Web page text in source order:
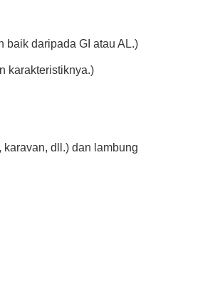
baik daripada GI atau AL.)
karakteristiknya.)
dll.) dan lambung